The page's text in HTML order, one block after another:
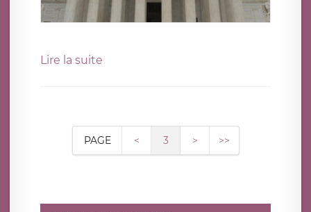
Lire la suite
PAGE < 3 > >>